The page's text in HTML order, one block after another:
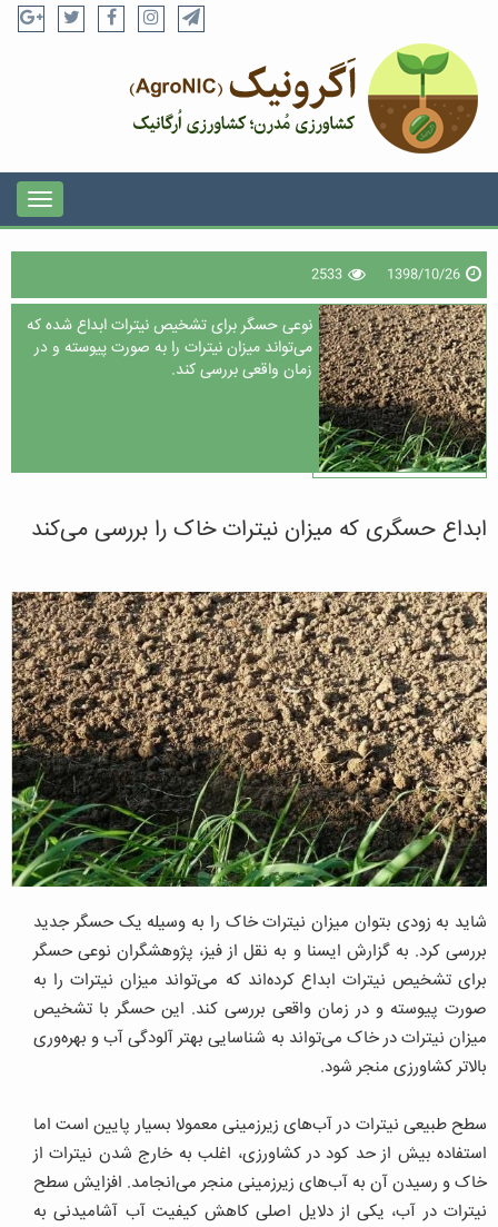
1398/10/26
2533
نوعی حسگر برای تشخیص نیترات ابداع شده که
می‌تواند میزان نیترات را به صورت پیوسته و در
زمان واقعی بررسی کند.
ابداع حسگری که میزان نیترات خاک را بررسی می‌کند
شاید به زودی بتوان میزان نیترات خاک را به وسیله یک حسگر جدید
بررسی کرد. به گزارش ایسنا و به نقل از فیز، پژوهشگران نوعی حسگر
برای تشخیص نیترات ابداع کرده‌اند که می‌تواند میزان نیترات را به
صورت پیوسته و در زمان واقعی بررسی کند. این حسگر با تشخیص
میزان نیترات در خاک می‌تواند به شناسایی بهتر آلودگی آب و بهره‌وری
بالاتر کشاورزی منجر شود.
سطح طبیعی نیترات در آب‌های زیرزمینی معمولا بسیار پایین است اما
استفاده بیش از حد کود در کشاورزی، اغلب به خارج شدن نیترات از
خاک و رسیدن آن به آب‌های زیرزمینی منجر می‌انجامد. افزایش سطح
نیترات در آب، یکی از دلایل اصلی کاهش کیفیت آب آشامیدنی به